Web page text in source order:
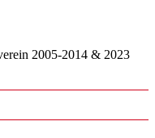
2005-2014 & 2023